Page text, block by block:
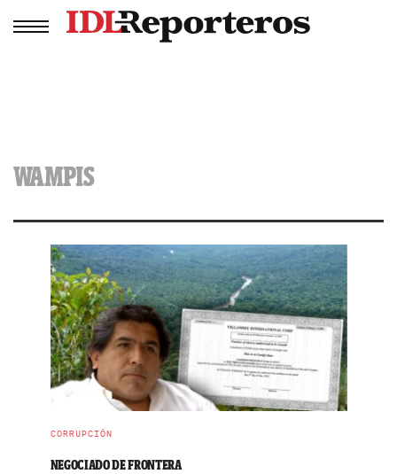
WAMPIS
CORRUPCIÓN
NEGOCIADO DE FRONTERA